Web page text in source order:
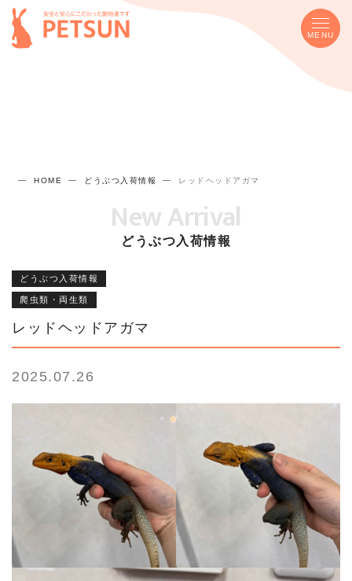
MENU
HOME どうぶつ入荷情報 レッドヘッドアガマ
New Arrival
どうぶつ入荷情報
どうぶつ入荷情報
爬虫類・両生類
レッドヘッドアガマ
2025.07.26